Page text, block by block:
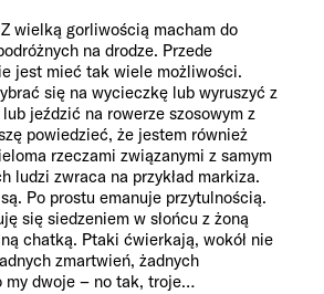
wielką gorliwością macham do
na drodze. Przede
jest mieć tak wiele możliwości.
się na wycieczkę lub wyruszyć z
jeździć na rowerze szosowym z
powiedzieć, że jestem również
rzeczami związanymi z samym
ludzi zwraca na przykład markiza.
Po prostu emanuje przytulnością.
się siedzeniem w słońcu z żoną
chatką. Ptaki ćwierkają, wokół nie
zmartwień, żadnych
my dwoje – no tak, troje…